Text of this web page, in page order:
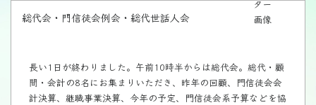
総代会・門信徒会例会・総代世話人会
長い1日が終わりました。午前10時半からは総代会。総代・顧
問・会計の8名にお集まりいただき、昨年の回顧、門信徒会会
計決算、継職事業決算、今年の予定、門信徒会系予算などを協